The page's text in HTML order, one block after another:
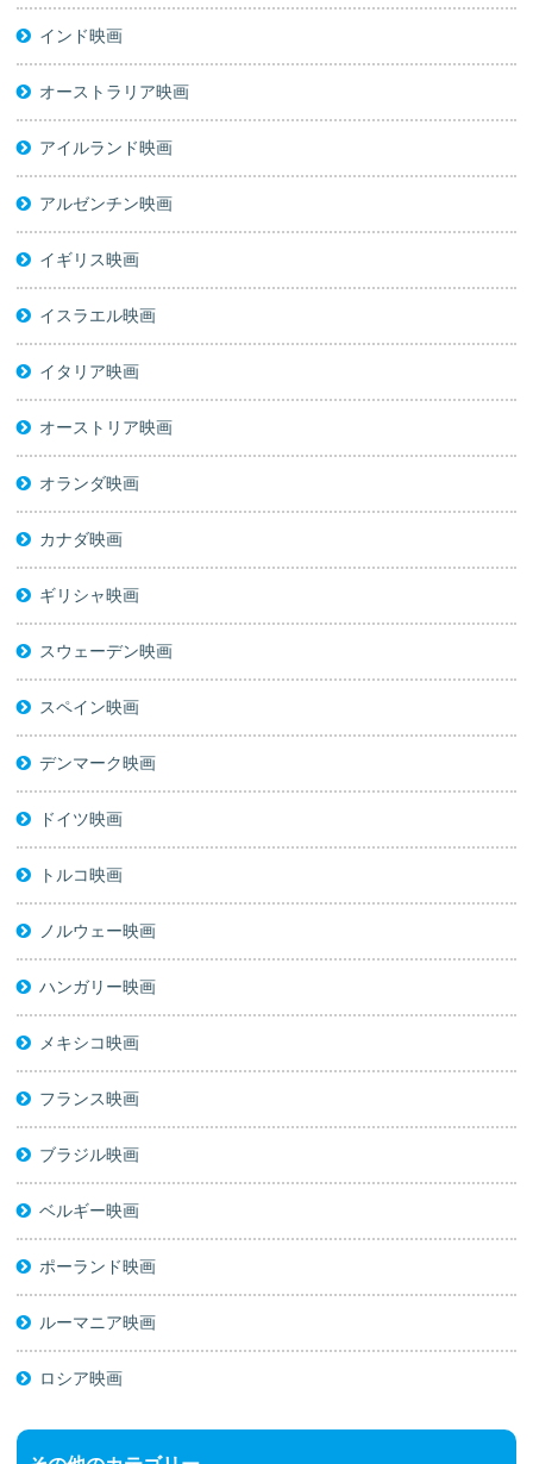
インド映画
オーストラリア映画
アイルランド映画
アルゼンチン映画
イギリス映画
イスラエル映画
イタリア映画
オーストリア映画
オランダ映画
カナダ映画
ギリシャ映画
スウェーデン映画
スペイン映画
デンマーク映画
ドイツ映画
トルコ映画
ノルウェー映画
ハンガリー映画
メキシコ映画
フランス映画
ブラジル映画
ベルギー映画
ポーランド映画
ルーマニア映画
ロシア映画